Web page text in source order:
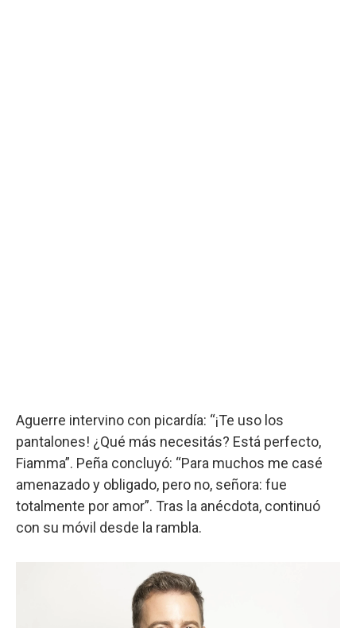
Aguerre intervino con picardía: “¡Te uso los
pantalones! ¿Qué más necesitás? Está perfecto,
Fiamma”. Peña concluyó: “Para muchos me casé
amenazado y obligado, pero no, señora: fue
totalmente por amor”. Tras la anécdota, continuó
con su móvil desde la rambla.